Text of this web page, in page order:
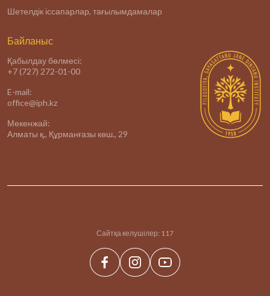
Шетелдік іссапарлар, тағылымдамалар
Байланыс
Қабылдау бөлмесі:
+7 (727) 272-01-00
E-mail:
office@iph.kz
Мекенжай:
Алматы қ., Құрманғазы көш., 29
Сайтқа келушілер: 117